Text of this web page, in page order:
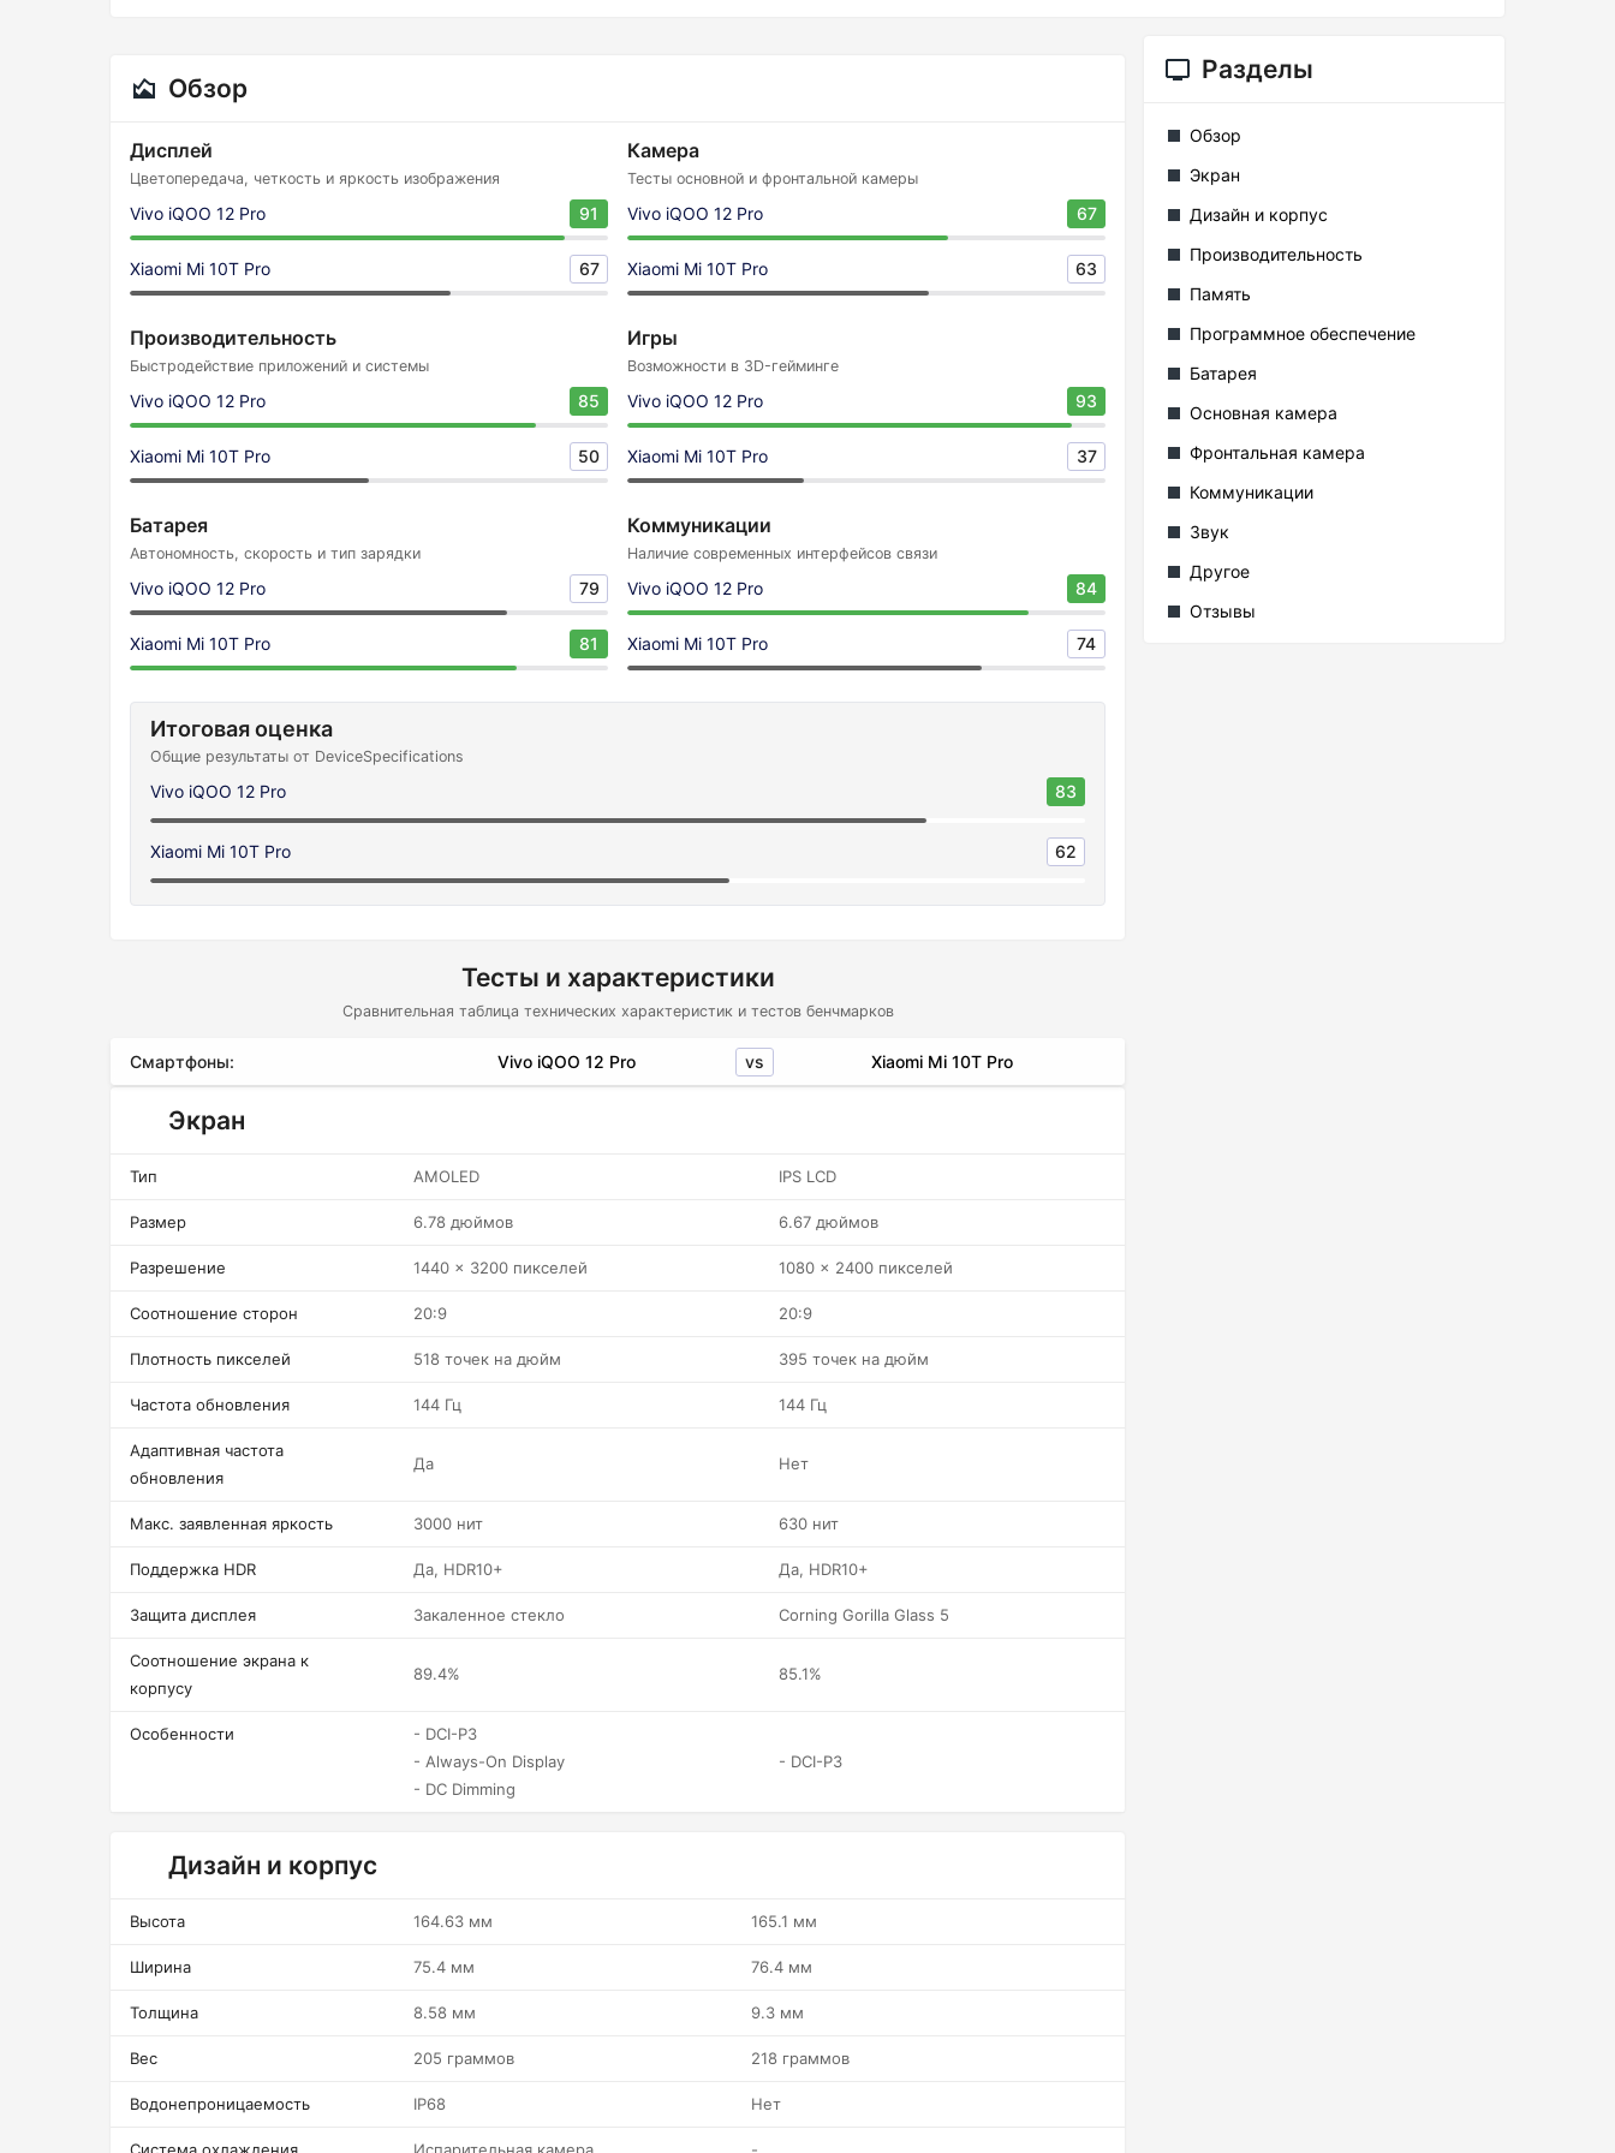
Обзор
Дисплей
Цветопередача, четкость и яркость изображения
Vivo iQOO 12 Pro 91
Xiaomi Mi 10T Pro 67
Камера
Тесты основной и фронтальной камеры
Vivo iQOO 12 Pro 67
Xiaomi Mi 10T Pro 63
Производительность
Быстродействие приложений и системы
Vivo iQOO 12 Pro 85
Xiaomi Mi 10T Pro 50
Игры
Возможности в 3D-гейминге
Vivo iQOO 12 Pro 93
Xiaomi Mi 10T Pro 37
Батарея
Автономность, скорость и тип зарядки
Vivo iQOO 12 Pro 79
Xiaomi Mi 10T Pro 81
Коммуникации
Наличие современных интерфейсов связи
Vivo iQOO 12 Pro 84
Xiaomi Mi 10T Pro 74
Итоговая оценка
Общие результаты от DeviceSpecifications
Vivo iQOO 12 Pro 83
Xiaomi Mi 10T Pro 62
Тесты и характеристики
Сравнительная таблица технических характеристик и тестов бенчмарков
Смартфоны: Vivo iQOO 12 Pro vs Xiaomi Mi 10T Pro
Экран
Тип AMOLED IPS LCD
Размер 6.78 дюймов 6.67 дюймов
Разрешение 1440 x 3200 пикселей 1080 x 2400 пикселей
Соотношение сторон 20:9 20:9
Плотность пикселей 518 точек на дюйм 395 точек на дюйм
Частота обновления 144 Гц 144 Гц
Адаптивная частота
обновления
Да Нет
Макс. заявленная яркость 3000 нит 630 нит
Поддержка HDR Да, HDR10+ Да, HDR10+
Защита дисплея Закаленное стекло Corning Gorilla Glass 5
Соотношение экрана к
корпусу
89.4% 85.1%
Особенности
- DCI-P3
- Always-On Display
- DC Dimming
- DCI-P3
Дизайн и корпус
Высота 164.63 мм 165.1 мм
Ширина 75.4 мм 76.4 мм
Толщина 8.58 мм 9.3 мм
Вес 205 граммов 218 граммов
Водонепроницаемость IP68 Нет
Разделы
Обзор
Экран
Дизайн и корпус
Производительность
Память
Программное обеспечение
Батарея
Основная камера
Фронтальная камера
Коммуникации
Звук
Другое
Отзывы